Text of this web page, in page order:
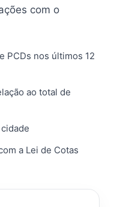
com o
PCDs nos últimos 12
ao total de
a Lei de Cotas